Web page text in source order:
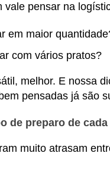
vale pensar na
em maior
com vários pratos?
melhor. E nossa
pensadas já são
de preparo de
muito atrasam